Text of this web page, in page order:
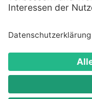
Alle genannten
Copyright © 2008